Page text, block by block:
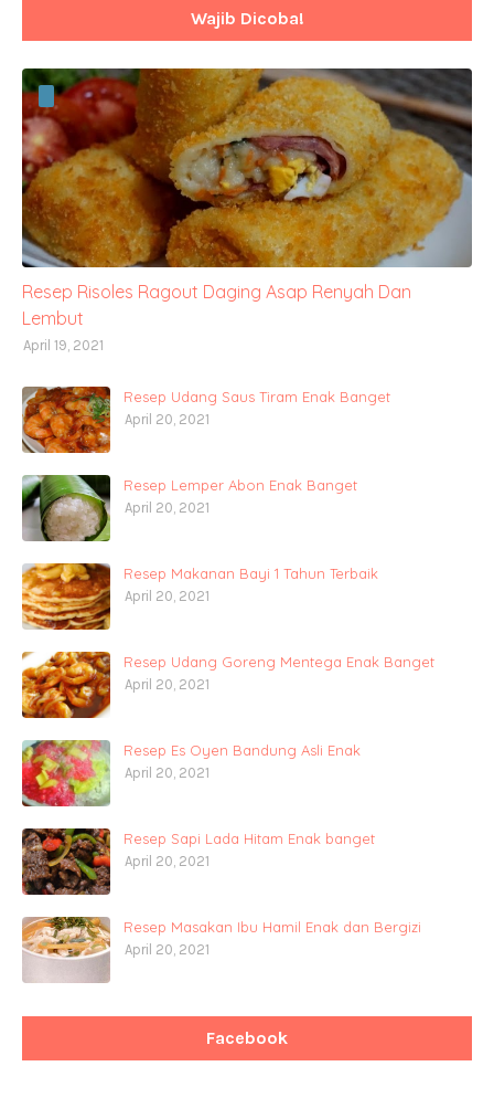
Wajib Dicoba!
Resep Risoles Ragout Daging Asap Renyah Dan
Lembut
April 19, 2021
Resep Udang Saus Tiram Enak Banget
April 20, 2021
Resep Lemper Abon Enak Banget
April 20, 2021
Resep Makanan Bayi 1 Tahun Terbaik
April 20, 2021
Resep Udang Goreng Mentega Enak Banget
April 20, 2021
Resep Es Oyen Bandung Asli Enak
April 20, 2021
Resep Sapi Lada Hitam Enak banget
April 20, 2021
Resep Masakan Ibu Hamil Enak dan Bergizi
April 20, 2021
Facebook